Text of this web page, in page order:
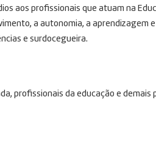
aos profissionais que atuam na
a autonomia, a aprendizagem
e surdocegueira.
profissionais da educação e